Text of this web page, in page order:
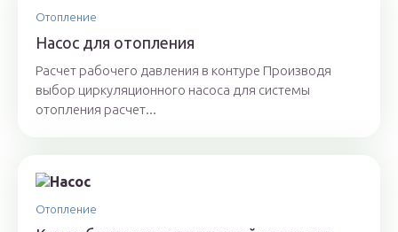
Отопление
Насос для отопления
Расчет рабочего давления в контуре Производя
выбор циркуляционного насоса для системы
отопления расчет...
Отопление